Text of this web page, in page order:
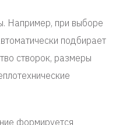
Например, при выборе
подбирает
створок, размеры
формируется